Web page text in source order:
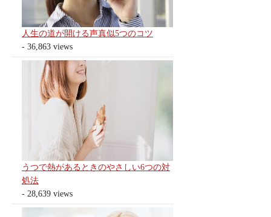
人生の道が開ける声真似5つのコツ
- 36,863 views
うつで熱があるときのやさしい6つの対
処法
- 28,639 views